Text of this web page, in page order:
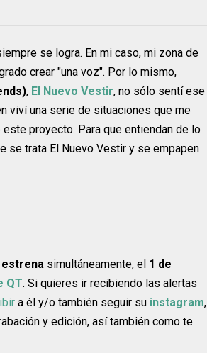
se logra. En mi caso, mi zona de
crear "una voz". Por lo mismo,
, El Nuevo Vestir, no sólo sentí ese
viví una serie de situaciones que me
proyecto. Para que entiendan de lo
se trata El Nuevo Vestir y se empapen
estrena simultáneamente, el 1 de
QT. Si quieres ir recibiendo las alertas
a él y/o también seguir su instagram,
y edición, así también como te